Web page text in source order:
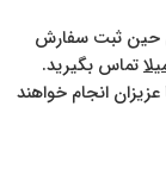
حین ثبت سفارش
تماس بگیرید.
انجام خواهند